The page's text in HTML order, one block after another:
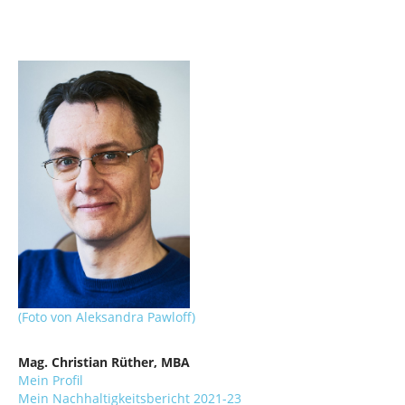
(Foto von Aleksandra Pawloff)
Mag. Christian Rüther, MBA
Mein Profil
Mein Nachhaltigkeitsbericht 2021-23